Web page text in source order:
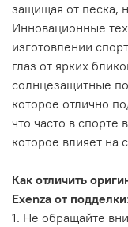
защищая от песка,
Инновационные
изготовлении
глаз от ярких
солнцезащитные
которое отлично
что часто в спорте
которое влияет на
Как отличить
Exenza от подделки:
1. Не обращайте